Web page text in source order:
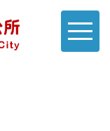
Toggle